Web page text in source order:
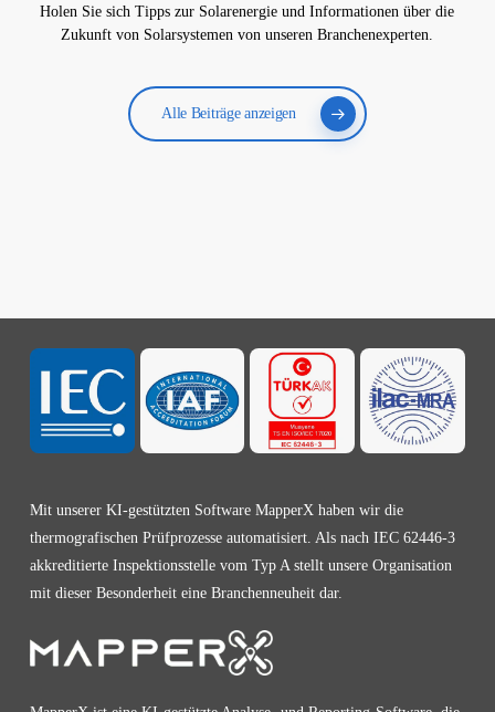
Holen Sie sich Tipps zur Solarenergie und Informationen über die
Zukunft von Solarsystemen von unseren Branchenexperten.
Alle Beiträge anzeigen
Mit unserer KI-gestützten Software MapperX haben wir die
thermografischen Prüfprozesse automatisiert. Als nach IEC 62446-3
akkreditierte Inspektionsstelle vom Typ A stellt unsere Organisation
mit dieser Besonderheit eine Branchenneuheit dar.